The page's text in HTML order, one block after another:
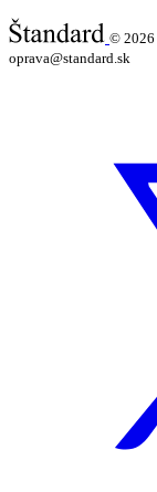
© 2026
oprava@standard.sk